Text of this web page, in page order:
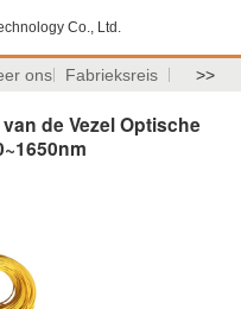
Co., Ltd.
ons Fabrieksreis >>
van de Vezel Optische